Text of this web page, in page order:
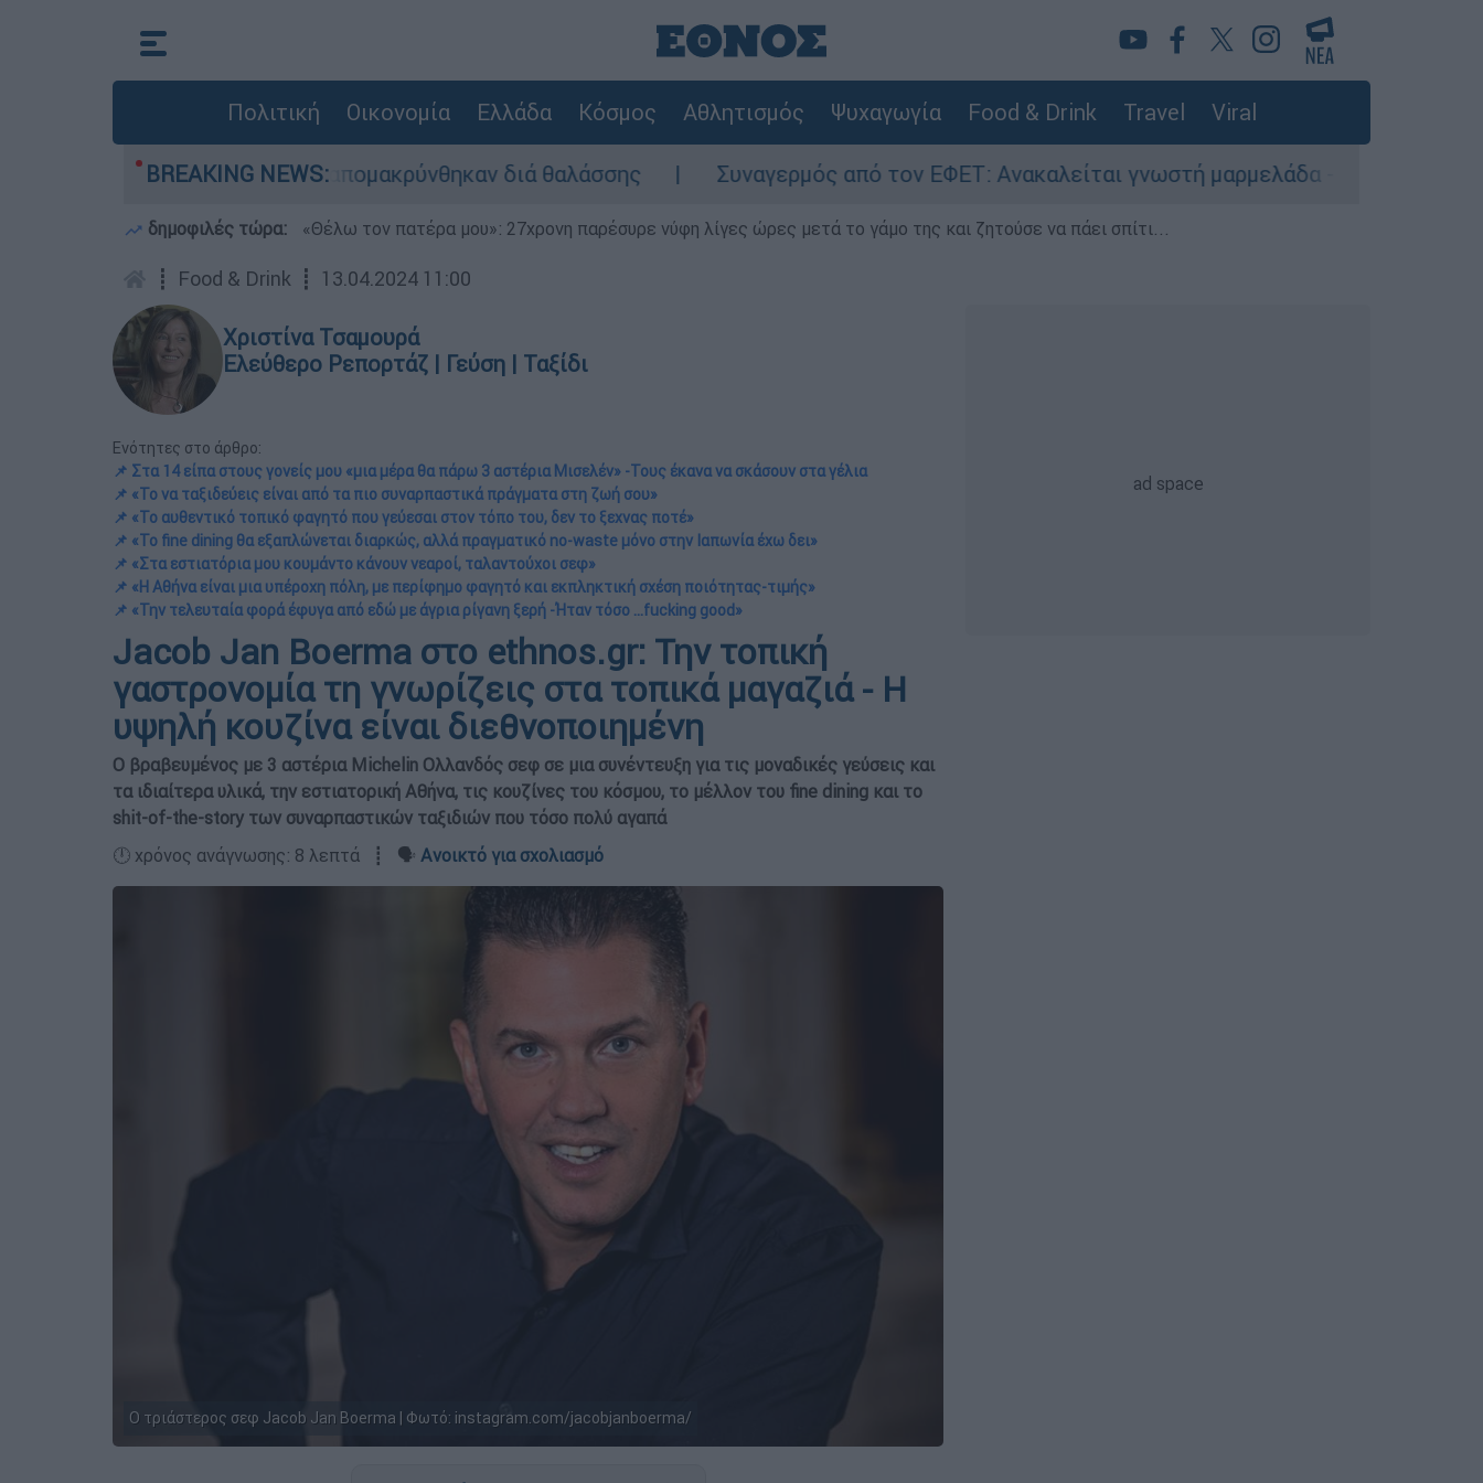
Πολιτική Οικονομία Ελλάδα Κόσμος Αθλητισμός Ψυχαγωγία Food & Drink Travel Viral
BREAKING NEWS:
- 254 πολίτες απομακρύνθηκαν διά θαλάσσης Συναγερμός από τον ΕΦΕΤ: Ανακαλείται γνωστή μαρμελάδα - Κίνδυνος θραύσης στη
δημοφιλές τώρα: «Θέλω τον πατέρα μου»: 27χρονη παρέσυρε νύφη λίγες ώρες μετά το γάμο της και ζητούσε να πάει σπίτι...
┋ Food & Drink ┋ 13.04.2024 11:00
Χριστίνα Τσαμουρά
Ελεύθερο Ρεπορτάζ | Γεύση | Ταξίδι
Ενότητες στο άρθρο:
📌 Στα 14 είπα στους γονείς μου «μια μέρα θα πάρω 3 αστέρια Μισελέν» -Τους έκανα να σκάσουν στα γέλια
📌 «Το να ταξιδεύεις είναι από τα πιο συναρπαστικά πράγματα στη ζωή σου»
📌 «Το αυθεντικό τοπικό φαγητό που γεύεσαι στον τόπο του, δεν το ξεχνας ποτέ»
📌 «Το fine dining θα εξαπλώνεται διαρκώς, αλλά πραγματικό no-waste μόνο στην Ιαπωνία έχω δει»
📌 «Στα εστιατόρια μου κουμάντο κάνουν νεαροί, ταλαντούχοι σεφ»
📌 «Η Αθήνα είναι μια υπέροχη πόλη, με περίφημο φαγητό και εκπληκτική σχέση ποιότητας-τιμής»
📌 «Την τελευταία φορά έφυγα από εδώ με άγρια ρίγανη ξερή -Ήταν τόσο ...fucking good»
Jacob Jan Boerma στο ethnos.gr: Την τοπική
γαστρονομία τη γνωρίζεις στα τοπικά μαγαζιά - Η
υψηλή κουζίνα είναι διεθνοποιημένη
Ο βραβευμένος με 3 αστέρια Michelin Ολλανδός σεφ σε μια συνέντευξη για τις μοναδικές γεύσεις και
τα ιδιαίτερα υλικά, την εστιατορική Αθήνα, τις κουζίνες του κόσμου, το μέλλον του fine dining και το
shit-of-the-story των συναρπαστικών ταξιδιών που τόσο πολύ αγαπά
🕛 χρόνος ανάγνωσης: 8 λεπτά ┋ 🗣️ Ανοικτό για σχολιασμό
O τριάστερος σεφ Jacob Jan Boerma | Φωτό: instagram.com/jacobjanboerma/